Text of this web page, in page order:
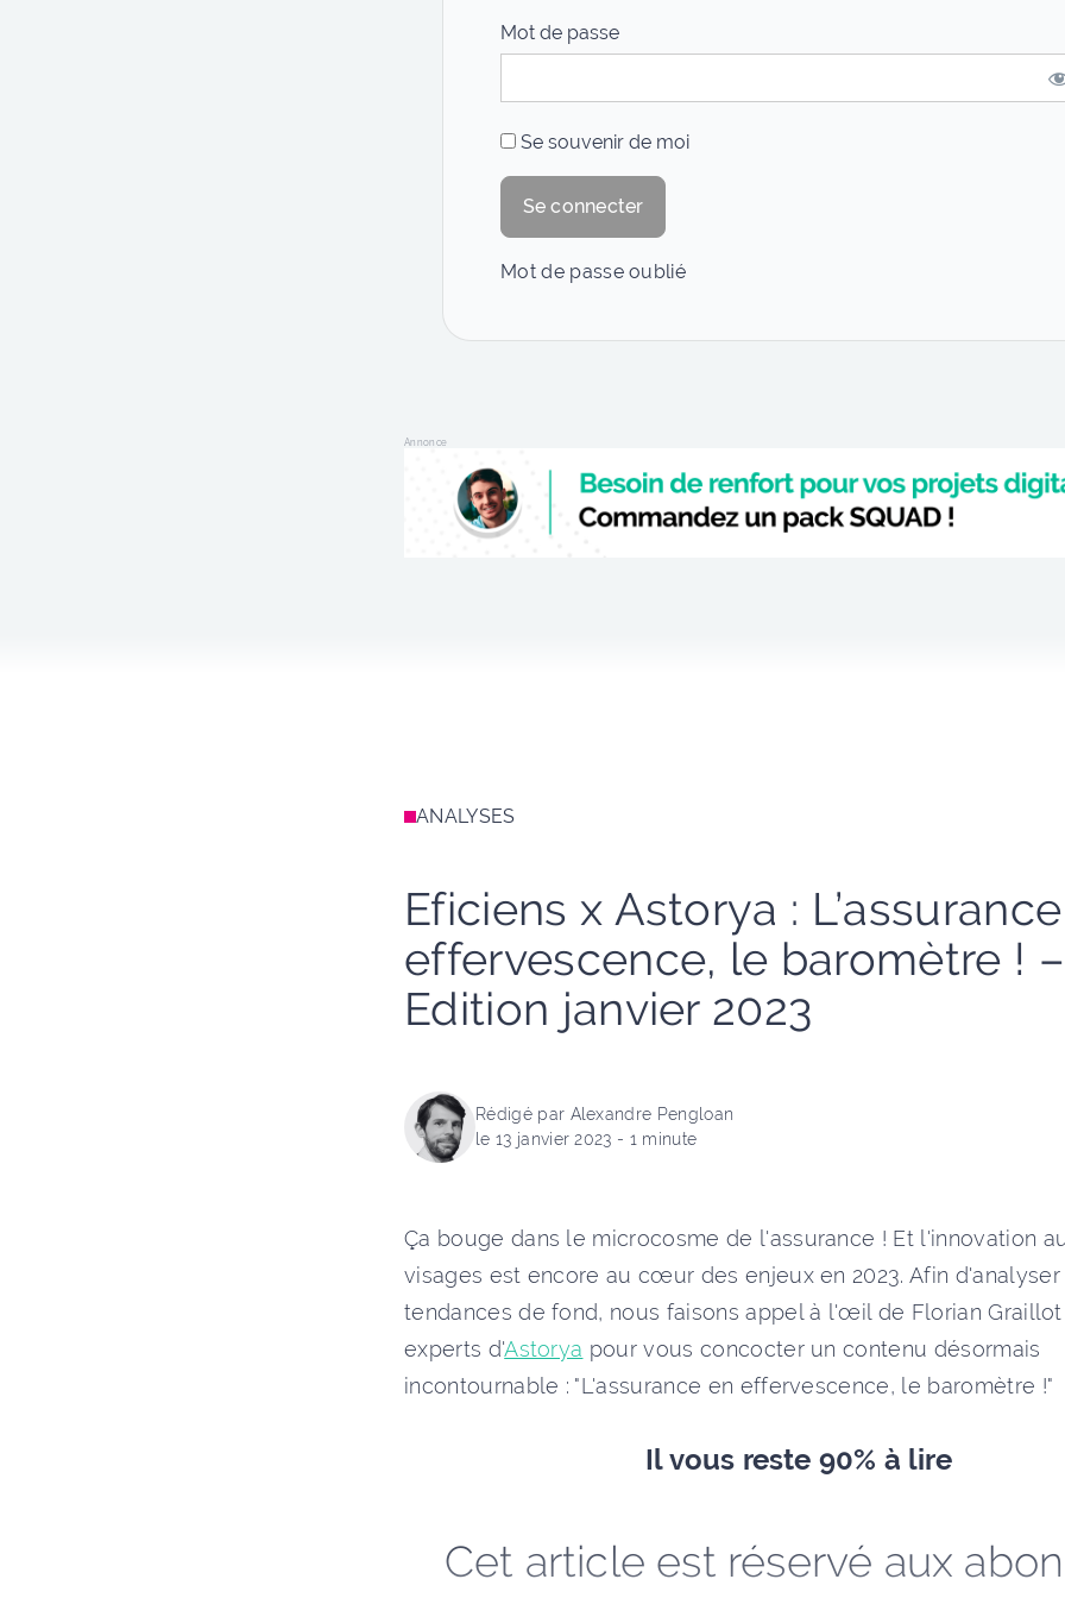
Mot de passe
Se souvenir de moi
Mot de passe oublié
Annonce
ANALYSES
Eficiens x Astorya :
effervescence, le baromètre ! –
Edition janvier 2023
Rédigé par Alexandre Pengloan
le 13 janvier 2023 - 1 minute
Ça bouge dans le microcosme de l'assurance ! Et l'innovation
visages est encore au cœur des enjeux en 2023. Afin
tendances de fond, nous faisons appel à l'œil de Florian
experts d'Astorya pour vous concocter un contenu désormais
incontournable : "L'assurance en effervescence, le baromètre !"
Il vous reste 90% à lire
Cet article est réservé aux